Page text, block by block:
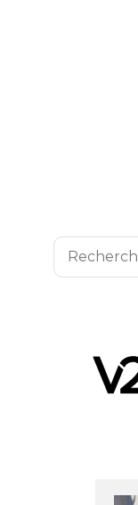
Rechercher :